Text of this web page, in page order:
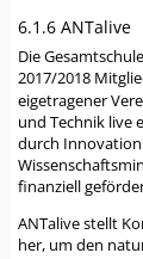
6.1.6 ANTalive
Die
2017/2018
eigetragener
und Technik live
durch
finanziell
ANTalive stellt
her, um den